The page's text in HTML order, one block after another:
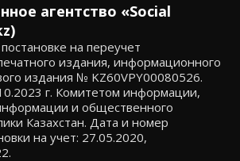
агентство «Social
на переучет
издания, информационного
издания № KZ60VPY00080526.
г. Комитетом информации,
и общественного
Казахстан. Дата и номер
на учет: 27.05.2020,